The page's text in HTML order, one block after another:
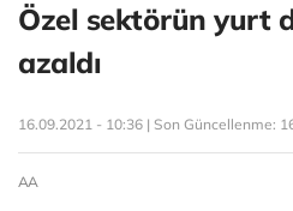
Özel sektörün yurt
azaldı
16.09.2021 - 10:36 | Son Güncellenme:
AA